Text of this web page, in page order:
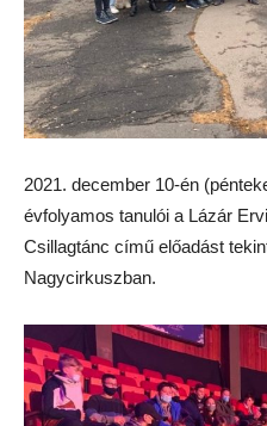
2021. december 10-én
évfolyamos tanulói a Lázár
Csillagtánc című előadást
Nagycirkuszban.